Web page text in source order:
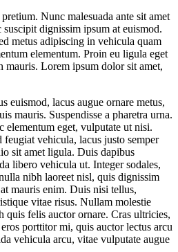
Nunc malesuada ante sit amet
dignissim ipsum at euismod.
metus adipiscing in vehicula quam
elementum. Proin eu ligula eget
mauris. Lorem ipsum dolor sit amet,
euismod, lacus augue ornare metus,
mauris. Suspendisse a pharetra urna.
elementum eget, vulputate ut nisi.
vehicula, lacus justo semper
sit amet ligula. Duis dapibus
libero vehicula ut. Integer sodales,
nibh laoreet nisl, quis dignissim
mauris enim. Duis nisi tellus,
vitae risus. Nullam molestie
quis felis auctor ornare. Cras ultricies,
porttitor mi, quis auctor lectus arcu
vehicula arcu, vitae vulputate augue